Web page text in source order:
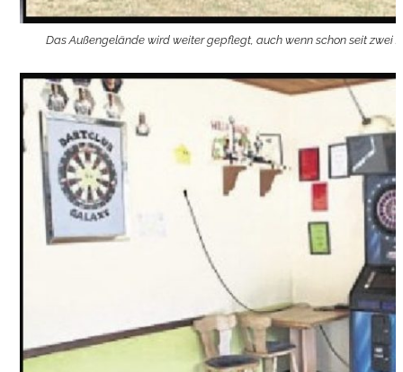
Das Außengelände wird weiter gepflegt, auch wenn schon seit zwei